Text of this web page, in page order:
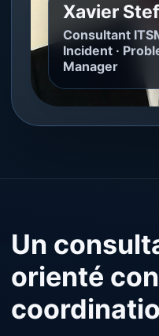
Xavier
Consultant
Incident ·
Manager
Un
orienté